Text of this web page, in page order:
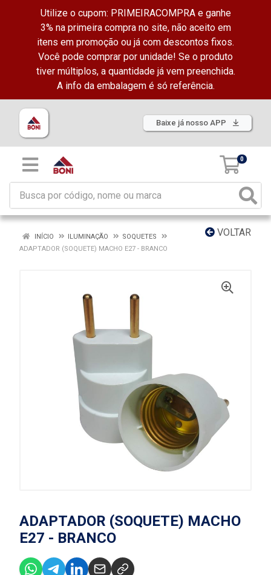
Utilize o cupom: PRIMEIRACOMPRA e ganhe
3% na primeira compra no site, não aceito em
itens em promoção ou já com descontos fixos.
Você pode comprar por unidade! Se o produto
tiver múltiplos, a quantidade já vem preenchida.
A info da embalagem é só referência.
Baixe já nosso APP
0
VOLTAR
INÍCIO ILUMINAÇÃO
SOQUETES
ADAPTADOR (SOQUETE) MACHO E27 - BRANCO
ADAPTADOR (SOQUETE) MACHO
E27 - BRANCO